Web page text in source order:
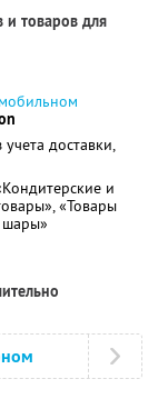
и товаров для
мобильном
доставки,
и
«Товары
шары»